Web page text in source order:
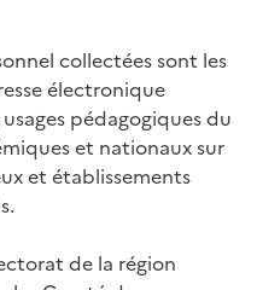
collectées sont les
électronique
pédagogiques du
et nationaux sur
et établissements
de la région